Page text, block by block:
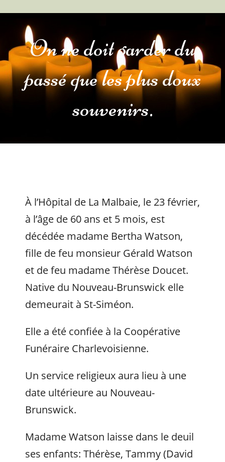
On ne doit garder du
passé que les plus doux
souvenirs.
À l’Hôpital de La Malbaie, le 23 février,
à l’âge de 60 ans et 5 mois, est
décédée madame Bertha Watson,
fille de feu monsieur Gérald Watson
et de feu madame Thérèse Doucet.
Native du Nouveau-Brunswick elle
demeurait à St-Siméon.
Elle a été confiée à la Coopérative
Funéraire Charlevoisienne.
Un service religieux aura lieu à une
date ultérieure au Nouveau-
Brunswick.
Madame Watson laisse dans le deuil
ses enfants: Thérèse, Tammy (David